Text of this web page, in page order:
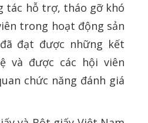
tác hỗ trợ, tháo gỡ khó
trong hoạt động sản
đạt được những kết
và được các hội viên
chức năng đánh giá